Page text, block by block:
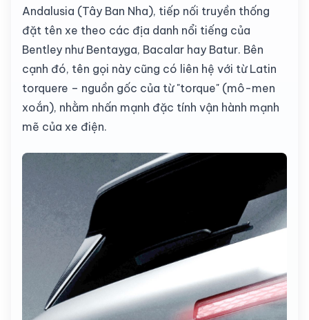
Andalusia (Tây Ban Nha), tiếp nối truyền thống
đặt tên xe theo các địa danh nổi tiếng của
Bentley như Bentayga, Bacalar hay Batur. Bên
cạnh đó, tên gọi này cũng có liên hệ với từ Latin
torquere – nguồn gốc của từ "torque" (mô-men
xoắn), nhằm nhấn mạnh đặc tính vận hành mạnh
mẽ của xe điện.